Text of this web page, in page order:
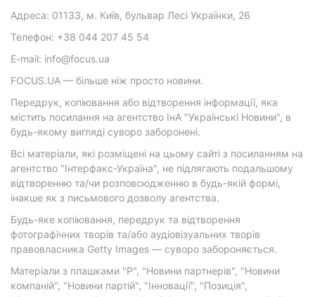
Адреса: 01133, м. Київ, бульвар Лесі Українки, 26
Телефон: +38 044 207 45 54
E-mail: info@focus.ua
FOCUS.UA — більше ніж просто новини.
Передрук, копіювання або відтворення інформації, яка
містить посилання на агентство ІнА "Українські Новини", в
будь-якому вигляді суворо заборонені.
Всі матеріали, які розміщені на цьому сайті з посиланням на
агентство "Інтерфакс-Україна", не підлягають подальшому
відтворенню та/чи розповсюдженню в будь-якій формі,
інакше як з письмового дозволу агентства.
Будь-яке копіювання, передрук та відтворення
фотографічних творів та/або аудіовізуальних творів
правовласника Getty Images — суворо забороняється.
Матеріали з плашками "Р", "Новини партнерів", "Новини
компаній", "Новини партій", "Інновації", "Позиція",